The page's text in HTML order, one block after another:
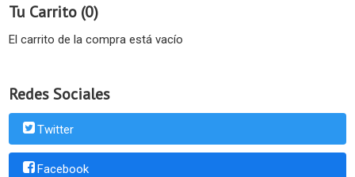
Tu Carrito (0)
El carrito de la compra está vacío
Redes Sociales
Twitter
Facebook